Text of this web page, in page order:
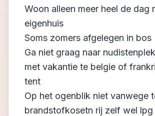
Woon alleen meer heel de dag
eigenhuis
Soms zomers afgelegen in bos
Ga niet graag naar
met vakantie te belgie of
tent
Op het ogenblik niet vanwege
brandstofkosetn rij zelf wel lpg